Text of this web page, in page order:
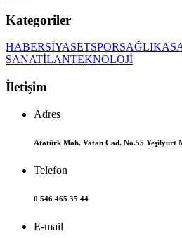
Kategoriler
HABERSİYASETSPORSAĞLIK
SANATİLANTEKNOLOJİ
İletişim
Adres
Atatürk Mah. Vatan Cad. No.55 Yeşilyurt
Telefon
0 546 465 35 44
E-mail